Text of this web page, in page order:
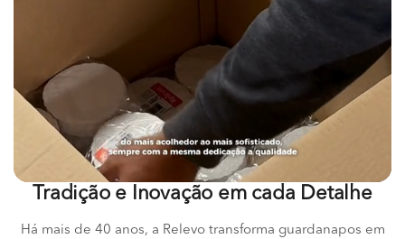
Tradição e Inovação em cada Detalhe
Há mais de 40 anos, a Relevo transforma guardanapos em